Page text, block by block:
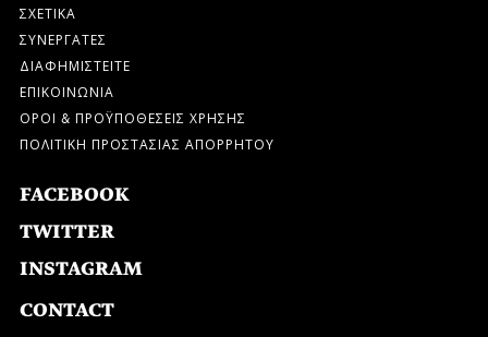
ΣΧΕΤΙΚΑ
ΣΥΝΕΡΓΑΤΕΣ
ΔΙΑΦΗΜΙΣΤΕΙΤΕ
ΕΠΙΚΟΙΝΩΝΙΑ
ΟΡΟΙ & ΠΡΟΫΠΟΘΕΣΕΙΣ ΧΡΗΣΗΣ
ΠΟΛΙΤΙΚΗ ΠΡΟΣΤΑΣΙΑΣ ΑΠΟΡΡΗΤΟΥ
FACEBOOK
TWITTER
INSTAGRAM
CONTACT